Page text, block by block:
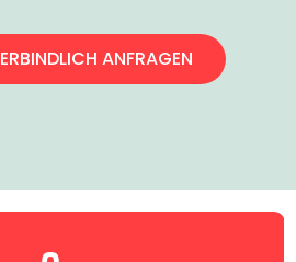
ANFRAGEN